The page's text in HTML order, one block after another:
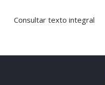
Consultar texto integral